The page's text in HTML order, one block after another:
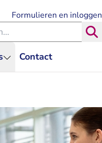
Contact
Formulieren en inloggen
de Rechtspraak